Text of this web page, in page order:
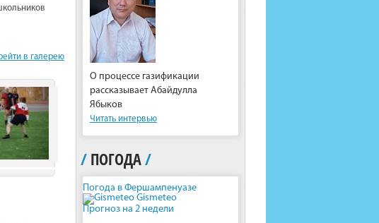
по
в
в галерею
О процессе газификации
рассказывает Абайдулла
Ябыков
Читать интервью
/ ПОГОДА/
Погода в Фершампенуазе
Gismeteo
Прогноз на 2 недели